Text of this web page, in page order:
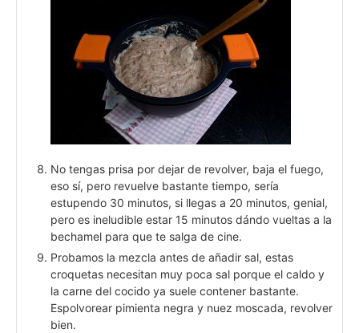
No tengas prisa por dejar de revolver, baja el fuego,
eso sí, pero revuelve bastante tiempo, sería
estupendo 30 minutos, si llegas a 20 minutos, genial,
pero es ineludible estar 15 minutos dándo vueltas a la
bechamel para que te salga de cine.
Probamos la mezcla antes de añadir sal, estas
croquetas necesitan muy poca sal porque el caldo y
la carne del cocido ya suele contener bastante.
Espolvorear pimienta negra y nuez moscada, revolver
bien.